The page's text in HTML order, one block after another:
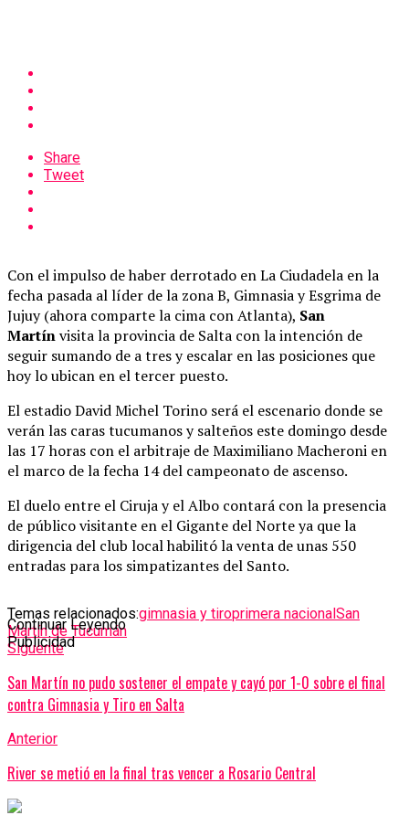
Share
Tweet
Con el impulso de haber derrotado en La Ciudadela en la
fecha pasada al líder de la zona B, Gimnasia y Esgrima de
Jujuy (ahora comparte la cima con Atlanta), San
Martínvisita la provincia de Salta con la intención de
seguir sumando de a tres y escalar en las posiciones que
hoy lo ubican en el tercer puesto.
El estadio David Michel Torino será el escenario donde se
verán las caras tucumanos y salteños este domingo desde
las 17 horas con el arbitraje de Maximiliano Macheroni en
el marco de la fecha 14 del campeonato de ascenso.
El duelo entre el Ciruja y el Albo contará con la presencia
de público visitante en el Gigante del Norte ya que la
dirigencia del club local habilitó la venta de unas 550
entradas para los simpatizantes del Santo.
Temas relacionados:gimnasia y tiroprimera nacional San
Martín de Tucumán
Siguente
San Martín no pudo sostener el empate y cayó por 1-0 sobre el final
contra Gimnasia y Tiro en Salta
Anterior
River se metió en la final tras vencer a Rosario Central
Continuar Leyendo
Publicidad